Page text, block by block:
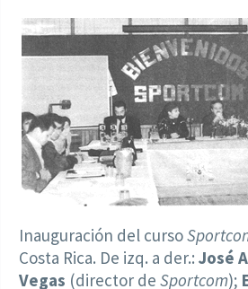
Inauguración del curso
Costa Rica. De izq. a der.: José
Vegas (director de Sportcom);